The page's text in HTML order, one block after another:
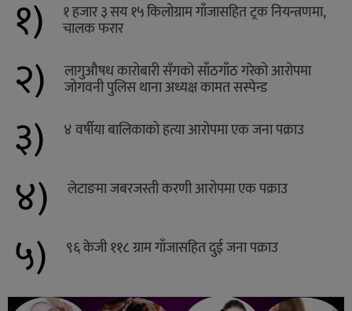
१) १ हजार ३ सय १५ किलोग्राम गाँजासहित ट्रक नियन्त्रणमा,
चालक फरार
२) लागुऔषध कारोबारी सँगको साँठगाँठ गरेको आरोपमा
जोगवनी पुलिस थाना अध्यक्ष कामत सस्पेन्ड
३) ४ वर्षीया बालिकाको हत्या आरोपमा एक जना पक्राउ
४) लेटाङमा जबरजस्ती करणी आरोपमा एक पक्राउ
५) ९६ केजी ११८ ग्राम गाँजासहित दुई जना पक्राउ